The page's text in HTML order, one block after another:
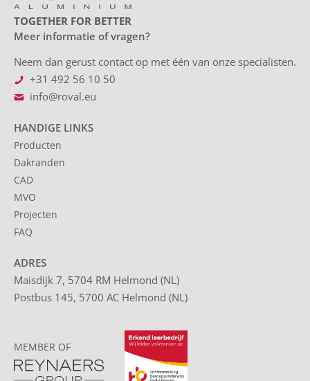
TOGETHER FOR BETTER
Meer informatie of vragen?
Neem dan gerust contact op met één van onze specialisten.
+31 492 56 10 50
info@roval.eu
HANDIGE LINKS
Producten
Dakranden
CAD
MVO
Projecten
FAQ
ADRES
Maisdijk 7, 5704 RM Helmond (NL)
Postbus 145, 5700 AC Helmond (NL)
MEMBER OF